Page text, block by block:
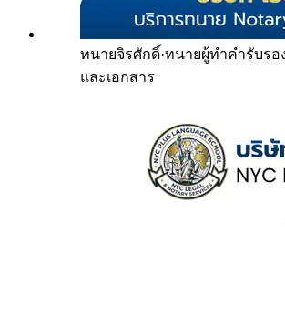
ทนายจิรศักดิ์·ทนายผู้ทำคำรับรอ
และเอกสาร